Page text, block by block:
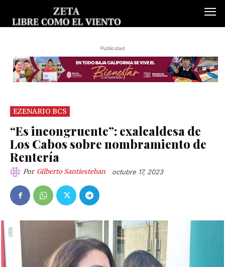
Publicidad
EZENARIO BCS
“Es incongruente”: exalcaldesa de
Los Cabos sobre nombramiento de
Rentería
Por Gilberto Santiesteban octubre 17, 2023